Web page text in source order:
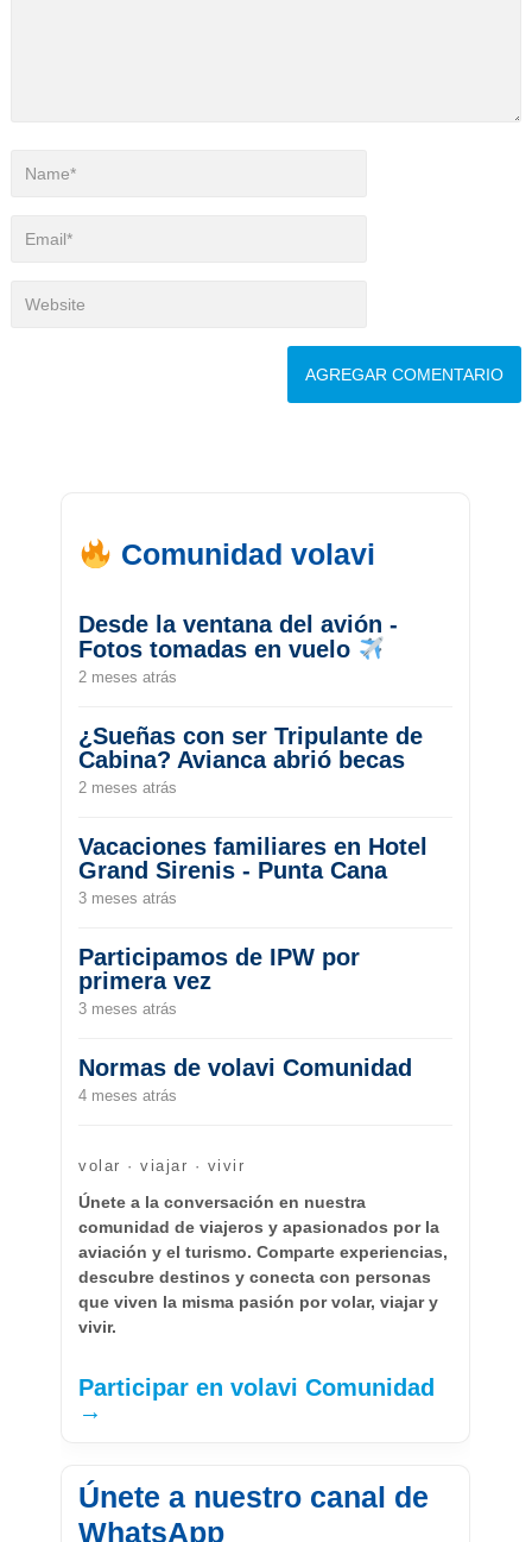
Comunidad volavi
Desde la ventana del avión -
Fotos tomadas en vuelo
2 meses atrás
¿Sueñas con ser Tripulante de
Cabina? Avianca abrió becas
2 meses atrás
Vacaciones familiares en Hotel
Grand Sirenis - Punta Cana
3 meses atrás
Participamos de IPW por
primera vez
3 meses atrás
Normas de volavi Comunidad
4 meses atrás
volar · viajar · vivir
Únete a la conversación en nuestra
comunidad de viajeros y apasionados por la
aviación y el turismo. Comparte experiencias,
descubre destinos y conecta con personas
que viven la misma pasión por volar, viajar y
vivir.
Participar en volavi Comunidad
→
Únete a nuestro canal de
WhatsApp